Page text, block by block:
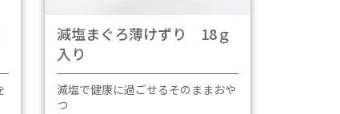
減塩まぐろ薄けずり 18ｇ
入り
減塩で健康に過ごせるそのままおや
つ